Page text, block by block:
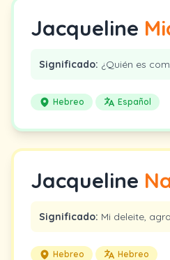
Jacqueline
Significado: ¿Quién es
Hebreo Español
Jacqueline
Significado: Mi deleite,
Hebreo Hebreo